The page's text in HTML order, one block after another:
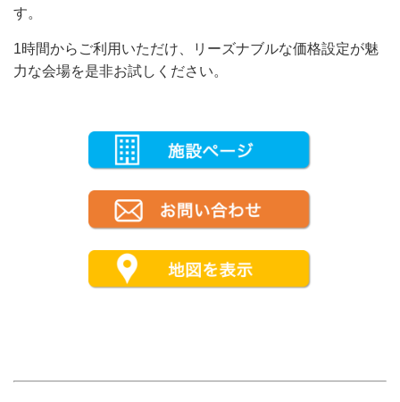
す。
1時間からご利用いただけ、リーズナブルな価格設定が魅
力な会場を是非お試しください。